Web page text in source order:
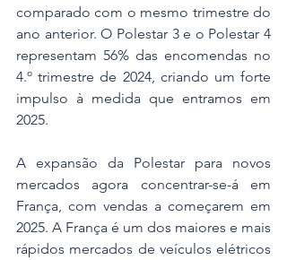
comparado com o mesmo trimestre do
ano anterior. O Polestar 3 e o Polestar 4
representam 56% das encomendas no
4.º trimestre de 2024, criando um forte
impulso à medida que entramos em
2025.
A expansão da Polestar para novos
mercados agora concentrar-se-á em
França, com vendas a começarem em
2025. A França é um dos maiores e mais
rápidos mercados de veículos elétricos